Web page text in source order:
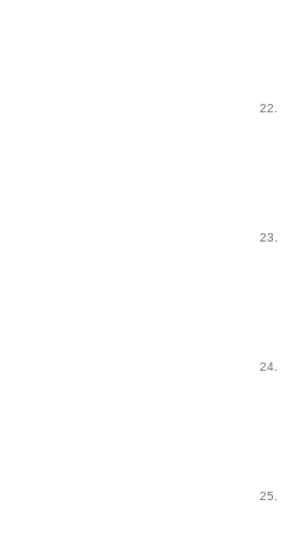
22.
23.
24.
25.